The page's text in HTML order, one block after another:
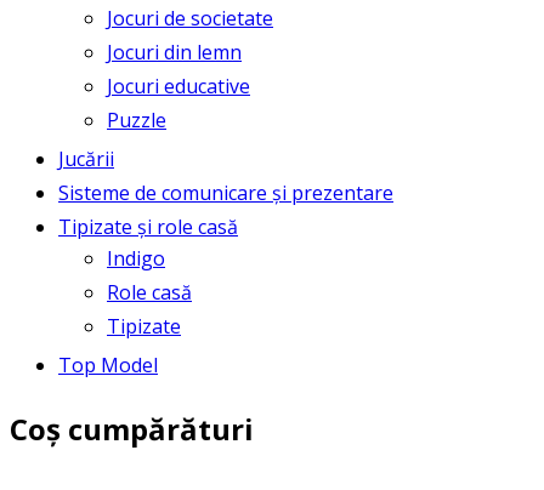
Jocuri de societate
Jocuri din lemn
Jocuri educative
Puzzle
Jucării
Sisteme de comunicare și prezentare
Tipizate și role casă
Indigo
Role casă
Tipizate
Top Model
Coș cumpărături